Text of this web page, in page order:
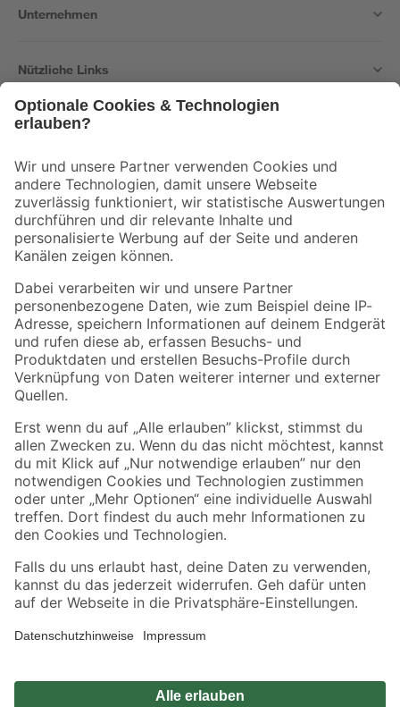
Unternehmen
Nützliche Links
Der toom Newsletter: Keine Angebote und Aktionen mehr verpassen!
Zur Newsletter Anmeldung
Folge uns
Zahlungsarten Versandarten
Sicher einkaufen
Jetzt die toom-App herunterladen
Alle Preisangaben in EUR inkl. gesetzl. MwSt.. Die dargestellten Angebote sind unter
Umständen nicht in allen Märkten verfügbar. Die angegebenen Verfügbarkeiten beziehen
Produkte nur solange der Vorrat reicht.
*Paketversand ab 59 € versandkostenfrei, gilt nicht für Artikel mit Speditionsversand, hier
Privatsphäre Impressum